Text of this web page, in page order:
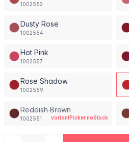
1002552
Dusty Rose
1002554
Hot Pink
1002557
Rose Shadow
1002559
Reddish Brown
1002551 variantPicker.noStock